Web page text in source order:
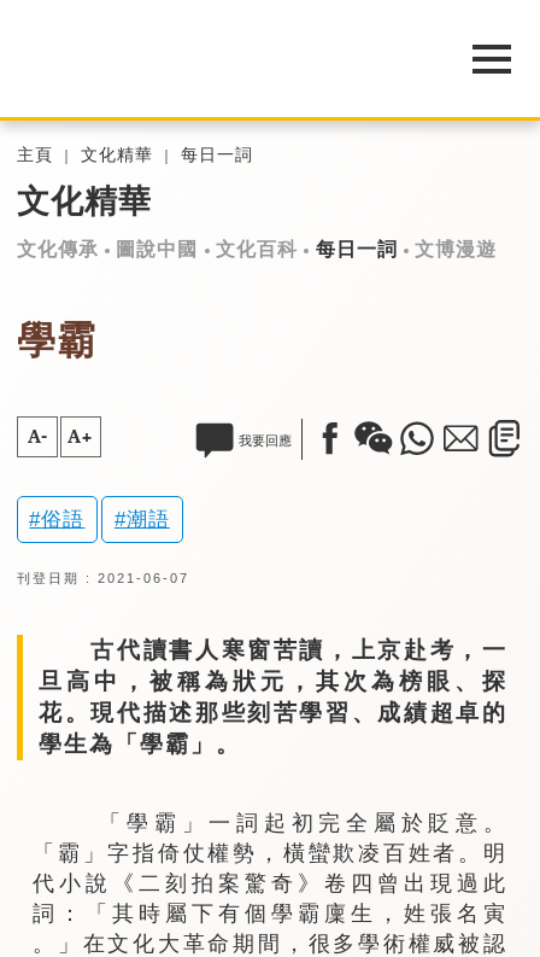
主頁 文化精華 每日一詞
文化精華
文化傳承 圖說中國 文化百科 每日一詞 文博漫遊
學霸
A- A+ 我要回應
俗語 潮語
刊登日期 : 2021-06-07
古代讀書人寒窗苦讀，上京赴考，一
旦高中，被稱為狀元，其次為榜眼、探
花。現代描述那些刻苦學習、成績超卓的
學生為「學霸」。
「學霸」一詞起初完全屬於貶意。
「霸」字指倚仗權勢，橫蠻欺凌百姓者。明
代小說《二刻拍案驚奇》卷四曾出現過此
詞：「其時屬下有個學霸廩生，姓張名寅
。」在文化大革命期間，很多學術權威被認